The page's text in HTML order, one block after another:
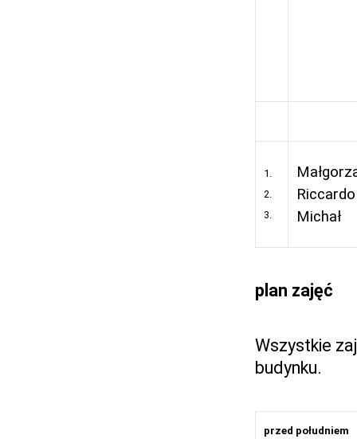
1.
2.
3.
Riccardo
Michał
plan zajęć
Wszystkie
budynku.
przed południem